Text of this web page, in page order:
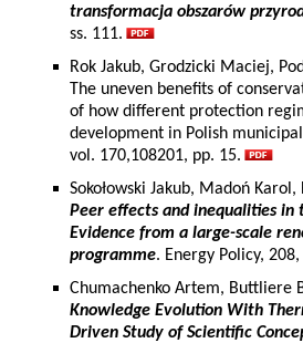
transformacja obszarów
ss. 111.
Rok Jakub, Grodzicki Maciej,
The uneven benefits of
of how different protection
development in Polish
vol. 170,108201, pp. 15.
Sokołowski Jakub, Madoń
Peer effects and inequalities in
Evidence from a large-scale
programme. Energy Policy,
Chumachenko Artem, Buttliere
Knowledge Evolution With
Driven Study of Scientific